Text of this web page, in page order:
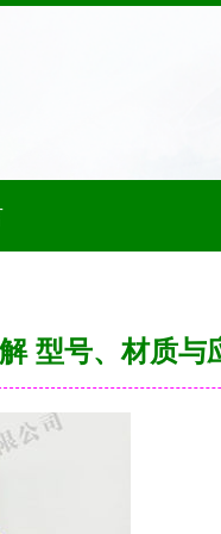
型号、材质与